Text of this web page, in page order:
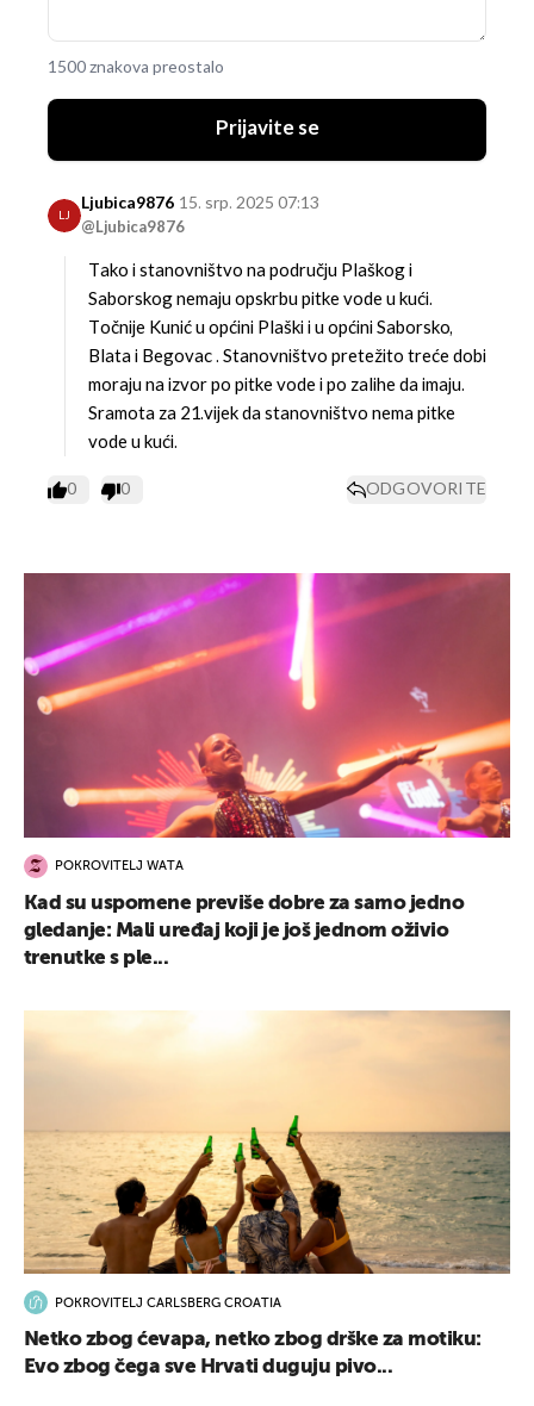
1500 znakova preostalo
Prijavite se
LJ
Ljubica9876
@Ljubica9876
15. srp. 2025 07:13
Tako i stanovništvo na području Plaškog i
Saborskog nemaju opskrbu pitke vode u kući.
Točnije Kunić u općini Plaški i u općini Saborsko,
Blata i Begovac . Stanovništvo pretežito treće dobi
moraju na izvor po pitke vode i po zalihe da imaju.
Sramota za 21.vijek da stanovništvo nema pitke
vode u kući.
0 0 ODGOVORITE
POKROVITELJ WATA
Kad su uspomene previše dobre za samo jedno
gledanje: Mali uređaj koji je još jednom oživio
trenutke s ple...
POKROVITELJ CARLSBERG CROATIA
Netko zbog ćevapa, netko zbog drške za motiku:
Evo zbog čega sve Hrvati duguju pivo...